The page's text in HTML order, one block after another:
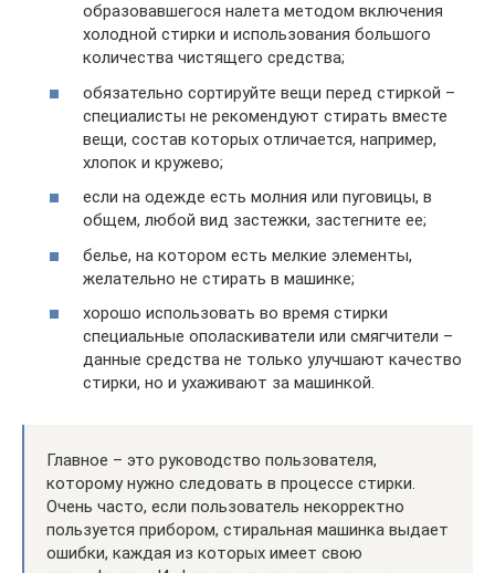
образовавшегося налета методом включения
холодной стирки и использования большого
количества чистящего средства;
обязательно сортируйте вещи перед стиркой –
специалисты не рекомендуют стирать вместе
вещи, состав которых отличается, например,
хлопок и кружево;
если на одежде есть молния или пуговицы, в
общем, любой вид застежки, застегните ее;
белье, на котором есть мелкие элементы,
желательно не стирать в машинке;
хорошо использовать во время стирки
специальные ополаскиватели или смягчители –
данные средства не только улучшают качество
стирки, но и ухаживают за машинкой.
Главное – это руководство пользователя,
которому нужно следовать в процессе стирки.
Очень часто, если пользователь некорректно
пользуется прибором, стиральная машинка выдает
ошибки, каждая из которых имеет свою